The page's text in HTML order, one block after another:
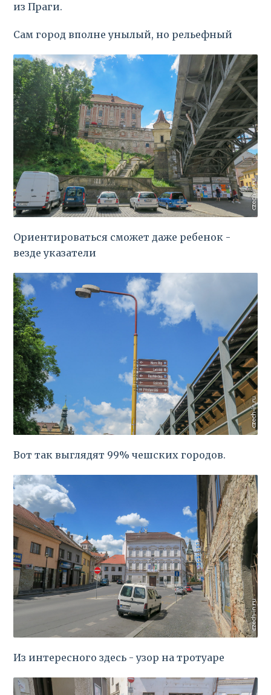
из Праги.
Сам город вполне унылый, но рельефный
Ориентироваться сможет даже ребенок -
везде указатели
Вот так выглядят 99% чешских городов.
Из интересного здесь - узор на тротуаре